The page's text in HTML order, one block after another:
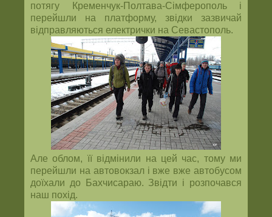
потягу Кременчук-Полтава-Сімферополь і
перейшли на платформу, звідки зазвичай
відправляються електрички на Севастополь.
Але облом, її відмінили на цей час, тому ми
перейшли на автовокзал і вже вже автобусом
доїхали до Бахчисараю. Звідти і розпочався
наш похід.